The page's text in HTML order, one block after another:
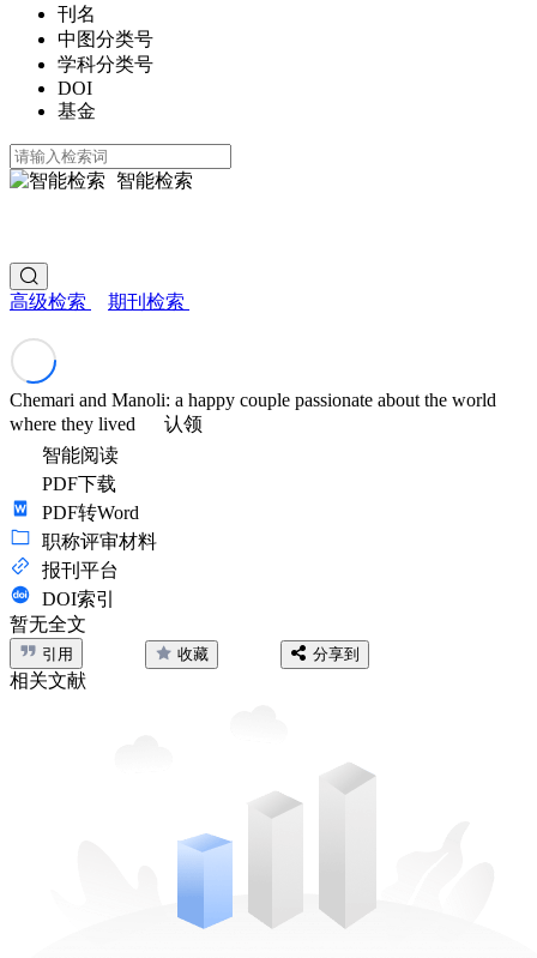
刊名
中图分类号
学科分类号
DOI
基金
智能检索
高级检索 期刊检索
Chemari and Manoli: a happy couple passionate about the world
where they lived
认领
智能阅读
PDF下载
PDF转Word
职称评审材料
报刊平台
DOI索引
暂无全文
引用 收藏 分享到
相关文献